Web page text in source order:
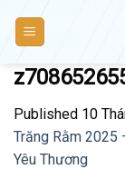
Published 10
Trăng Rằm 2025
Yêu Thương